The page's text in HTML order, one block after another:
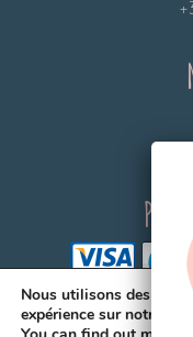
Nous utilisons des
expérience sur notre site.